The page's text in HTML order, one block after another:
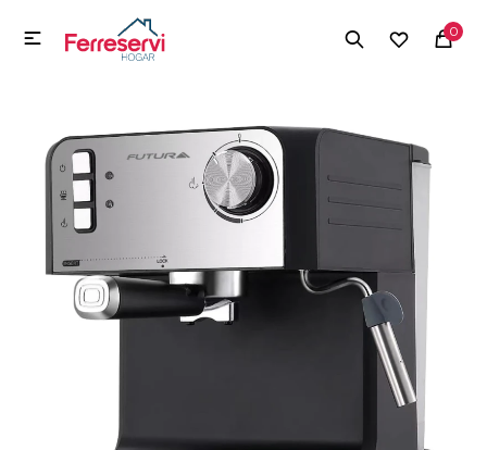
0

MI CUENTA
Herramientas y Construcción
Electrodomésticos